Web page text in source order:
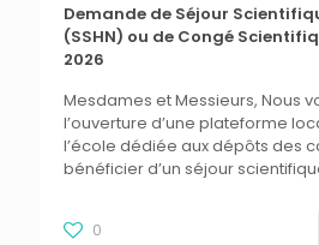
Demande de Séjour
(SSHN) ou de Congé
2026
Mesdames et Messieurs, Nous
l’ouverture d’une plateforme
l’école dédiée aux dépôts des
bénéficier d’un séjour
0